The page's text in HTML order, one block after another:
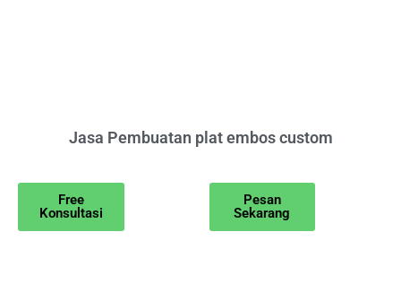
Jasa Pembuatan plat embos custom
Free
Konsultasi
Pesan
Sekarang